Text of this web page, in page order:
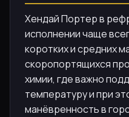
Хендай Портер в
исполнении чаще
коротких и средних
скоропортящихся
химии, где важно
температуру и при
манёвренность в